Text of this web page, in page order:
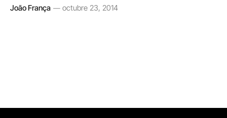
João França octubre 23, 2014